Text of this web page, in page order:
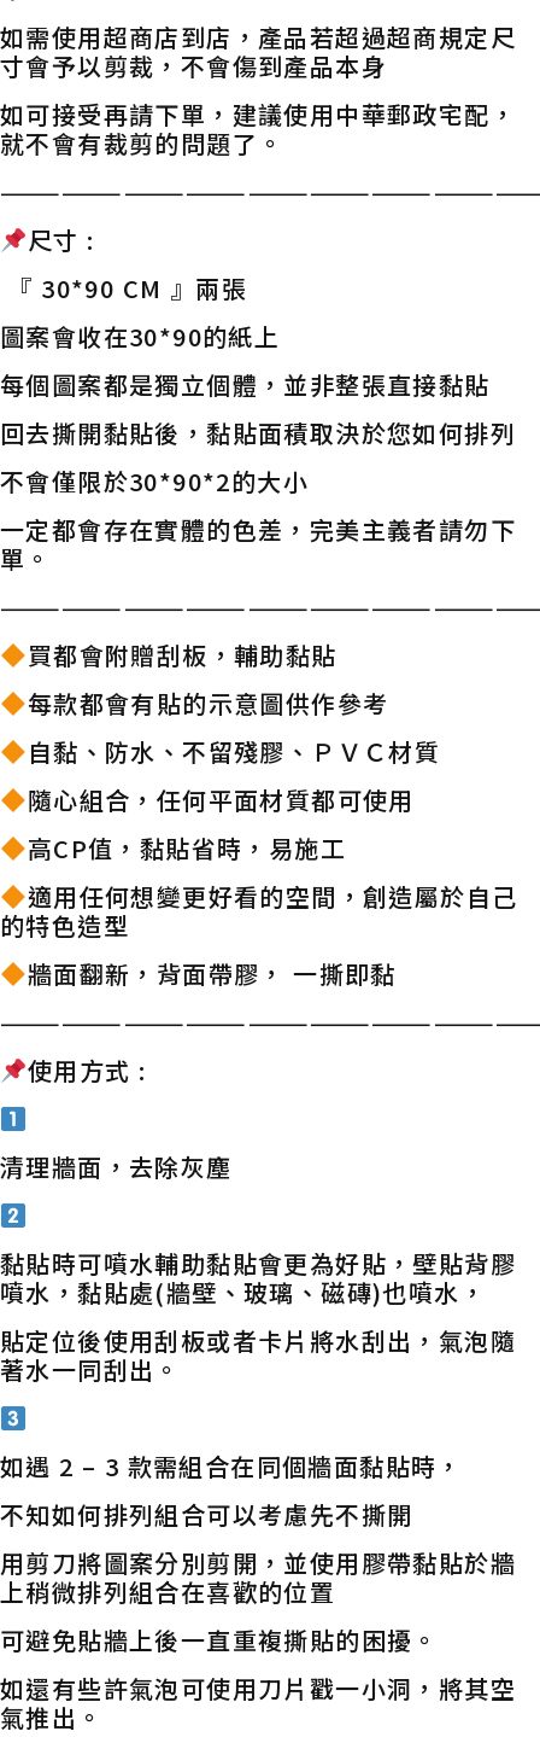
如需使用超商店到店，產品若超過超商規定尺
寸會予以剪裁，不會傷到產品本身
如可接受再請下單，建議使用中華郵政宅配，
就不會有裁剪的問題了。
尺寸 :
『 30*90 CM 』兩張
圖案會收在30*90的紙上
每個圖案都是獨立個體，並非整張直接黏貼
回去撕開黏貼後，黏貼面積取決於您如何排列
不會僅限於30*90*2的大小
一定都會存在實體的色差，完美主義者請勿下
單。
買都會附贈刮板，輔助黏貼
每款都會有貼的示意圖供作參考
自黏、防水、不留殘膠、ＰＶＣ材質
隨心組合，任何平面材質都可使用
高CP值，黏貼省時，易施工
適用任何想變更好看的空間，創造屬於自己
的特色造型
牆面翻新，背面帶膠， 一撕即黏
使用方式 :
清理牆面，去除灰塵
黏貼時可噴水輔助黏貼會更為好貼，壁貼背膠
噴水，黏貼處(牆壁、玻璃、磁磚)也噴水，
貼定位後使用刮板或者卡片將水刮出，氣泡隨
著水一同刮出。
如遇 2 – 3 款需組合在同個牆面黏貼時，
不知如何排列組合可以考慮先不撕開
用剪刀將圖案分別剪開，並使用膠帶黏貼於牆
上稍微排列組合在喜歡的位置
可避免貼牆上後一直重複撕貼的困擾。
如還有些許氣泡可使用刀片戳一小洞，將其空
氣推出。